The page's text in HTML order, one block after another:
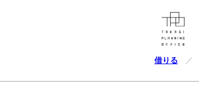
借りる